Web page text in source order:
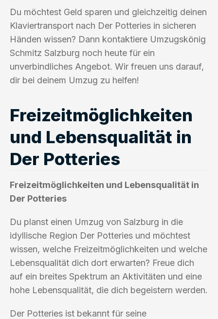
Du möchtest Geld sparen und gleichzeitig deinen
Klaviertransport nach Der Potteries in sicheren
Händen wissen? Dann kontaktiere Umzugskönig
Schmitz Salzburg noch heute für ein
unverbindliches Angebot. Wir freuen uns darauf,
dir bei deinem Umzug zu helfen!
Freizeitmöglichkeiten
und Lebensqualität in
Der Potteries
Freizeitmöglichkeiten und Lebensqualität in
Der Potteries
Du planst einen Umzug von Salzburg in die
idyllische Region Der Potteries und möchtest
wissen, welche Freizeitmöglichkeiten und welche
Lebensqualität dich dort erwarten? Freue dich
auf ein breites Spektrum an Aktivitäten und eine
hohe Lebensqualität, die dich begeistern werden.
Der Potteries ist bekannt für seine